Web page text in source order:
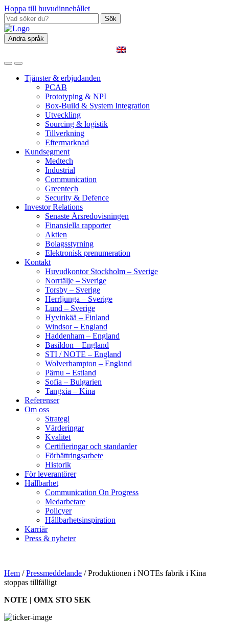
Hoppa till huvudinnehållet
Sök
Ändra språk
Tjänster & erbjudanden
PCAB
Prototyping & NPI
Box‑Build & System Integration
Utveckling
Sourcing & logistik
Tillverkning
Eftermarknad
Kundsegment
Medtech
Industrial
Communication
Greentech
Security & Defence
Investor Relations
Senaste Årsredovisningen
Finansiella rapporter
Aktien
Bolagsstyrning
Elektronisk prenumeration
Kontakt
Huvudkontor Stockholm – Sverige
Norrtälje – Sverige
Torsby – Sverige
Herrljunga – Sverige
Lund – Sverige
Hyvinkää – Finland
Windsor – England
Haddenham – England
Basildon – England
STI / NOTE – England
Wolverhampton – England
Pärnu – Estland
Sofia – Bulgarien
Tangxia – Kina
Referenser
Om oss
Strategi
Värderingar
Kvalitet
Certifieringar och standarder
Förbättringsarbete
Historik
För leverantörer
Hållbarhet
Communication On Progress
Medarbetare
Policyer
Hållbarhetsinspiration
Karriär
Press & nyheter
Hem /Pressmeddelande /Produktionen i NOTEs fabrik i Kina
stoppas tillfälligt
NOTE | OMX STO SEK